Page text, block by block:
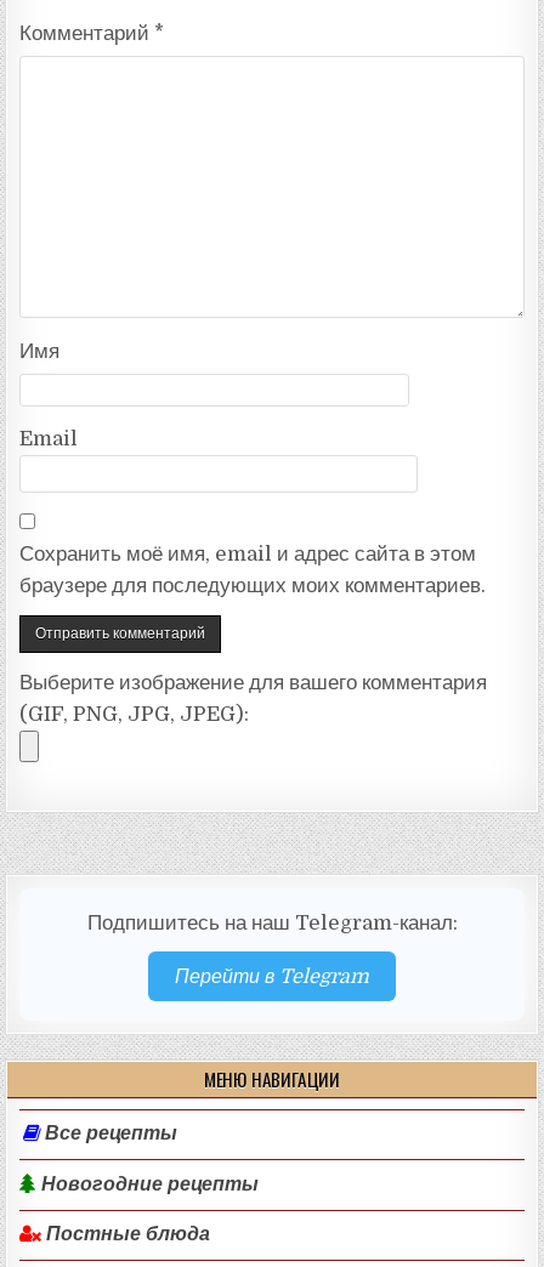
Комментарий *
Имя
Email
Сохранить моё имя, email и адрес сайта в этом
браузере для последующих моих комментариев.
Выберите изображение для вашего комментария
(GIF, PNG, JPG, JPEG):
Подпишитесь на наш Telegram-канал:
Перейти в Telegram
МЕНЮ НАВИГАЦИИ
Все рецепты
Новогодние рецепты
Постные блюда